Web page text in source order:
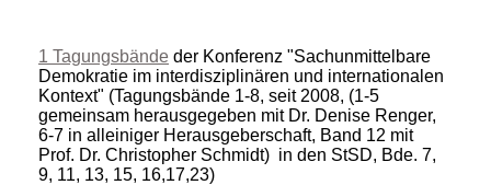
1 Tagungsbände der Konferenz "Sachunmittelbare
Demokratie im interdisziplinären und internationalen
Kontext" (Tagungsbände 1-8, seit 2008, (1-5
gemeinsam herausgegeben mit Dr. Denise Renger,
6-7 in alleiniger Herausgeberschaft, Band 12 mit
Prof. Dr. Christopher Schmidt) in den StSD, Bde. 7,
9, 11, 13, 15, 16,17,23)